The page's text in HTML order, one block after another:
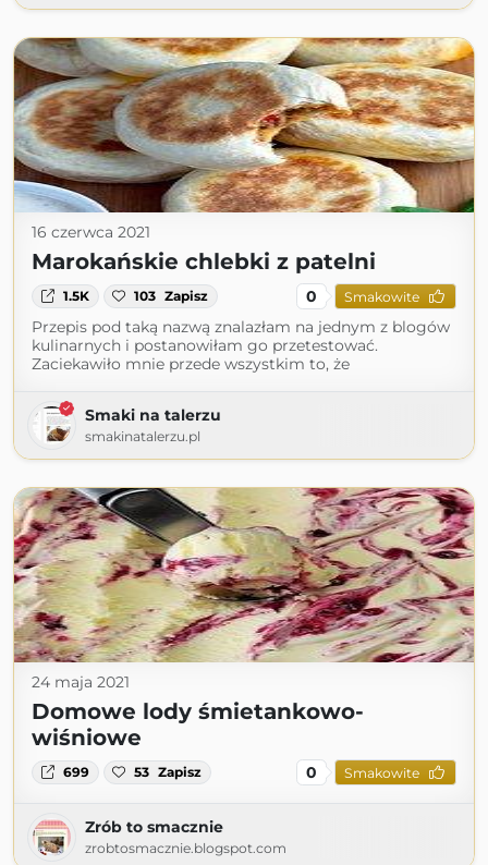
16 czerwca 2021
Marokańskie chlebki z patelni
1.5K 103 Zapisz 0 Smakowite
Przepis pod taką nazwą znalazłam na jednym z blogów
kulinarnych i postanowiłam go przetestować.
Zaciekawiło mnie przede wszystkim to, że
Smaki na talerzu
smakinatalerzu.pl
24 maja 2021
Domowe lody śmietankowo-
wiśniowe
699 53 Zapisz 0 Smakowite
Zrób to smacznie
zrobtosmacznie.blogspot.com